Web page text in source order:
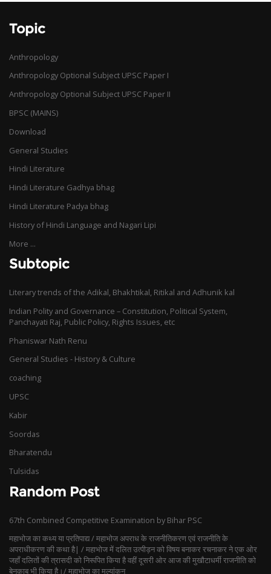
Topic
Anthropology
Anthropology Optional Subject UPSC Paper I
Anthropology Optional Subject UPSC Paper II
BPSC (MAINS)
Download
General Studies
Hindi Literature
Hindi Literature Gadhya bhag
Hindi Literature Padya bhag
History of Hindi Language and Nagari Lipi
More ...
Subtopic
Literary trends of the Adikal, Bhakhtikal, Ritikal and Adhunik kal
Indian Polity and Governance – Constitution, Political System,
Panchayati Raj, Public Policy, Rights Issues, etc
Phaniswar Nath Renu
General Studies - History & Culture
coaching
UPSC
Kabir
Soordas
Bharatendu
Tulsidas
Random Post
67th Combined Competitive Examination by Bihar PSC
महाभोज का कथ्य या प्रतिपाद्य / महाभोज अपराध के राजनीतिकरण एवं राजनीति के
अपराधीकरण की कथा है| / महाभोज में दलित उत्पीड़न को विषय बनाकर रचनाकर ने एक ओर
जहाँ दलितों की त्रासदी को निरूपित किया है वहीं दूसरी ओर आज की मुखौटाधर्मी राजनीति को
बेनक़ाब भी किया है।/ महाभोज का मूल्यांकन